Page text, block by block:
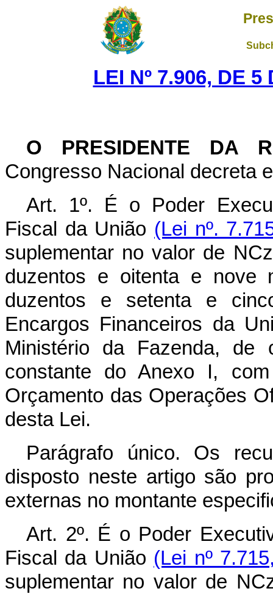
LEI Nº 7.906, DE
O PRESIDENTE DA
Congresso Nacional decreta
Art. 1º. É o Poder
Fiscal da União (Lei nº.
suplementar no valor de
duzentos e oitenta e nove
duzentos e setenta e
Encargos Financeiros da
Ministério da Fazenda, de
constante do Anexo I,
Orçamento das Operações
desta Lei.
Parágrafo único. Os
disposto neste artigo são
externas no montante
Art. 2º. É o Poder
Fiscal da União (Lei nº
suplementar no valor de